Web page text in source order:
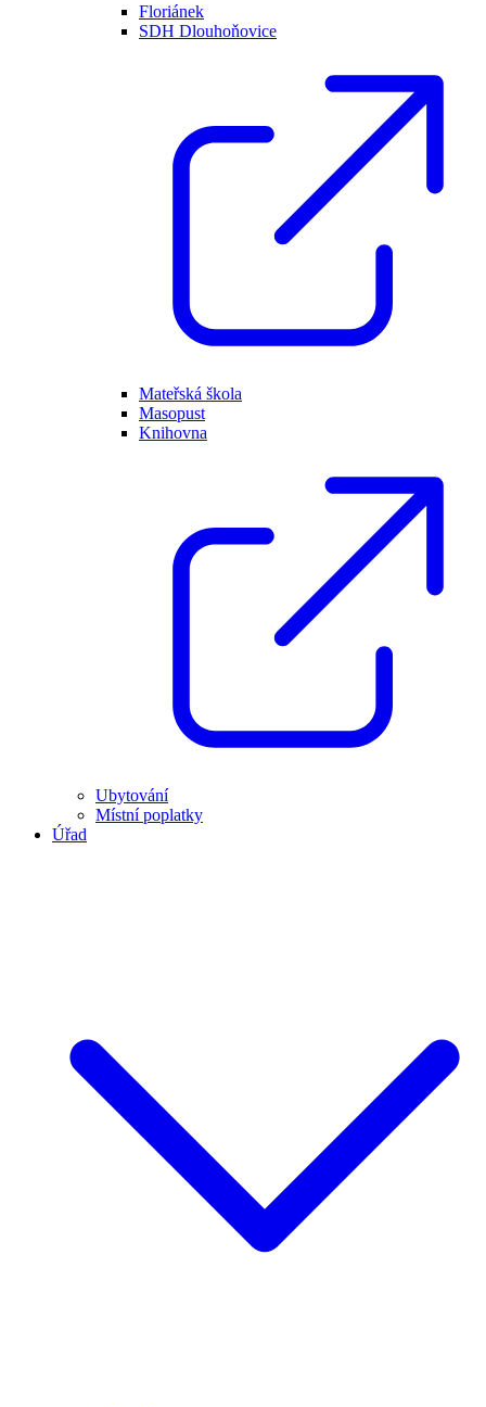
Floriánek
SDH Dlouhoňovice
Mateřská škola
Masopust
Knihovna
Ubytování
Místní poplatky
Úřad